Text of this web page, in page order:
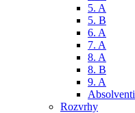
5. A
5. B
6. A
7. A
8. A
8. B
9. A
Absolventi
Rozvrhy